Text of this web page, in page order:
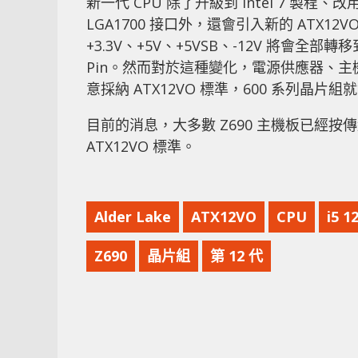
LGA1700 接口外，還會引入新的
+3.3V、+5V、+5VSB、-12V 將會全部轉
Pin。然而對於這種變化，電源供應器、
意採納 ATX12VO 標準，600 系列晶片組
目前的消息，大多數 Z690 主機板已經按
ATX12VO 標準。
Alder Lake ATX12VO CPU i5
Z690 晶片組 第 12 代